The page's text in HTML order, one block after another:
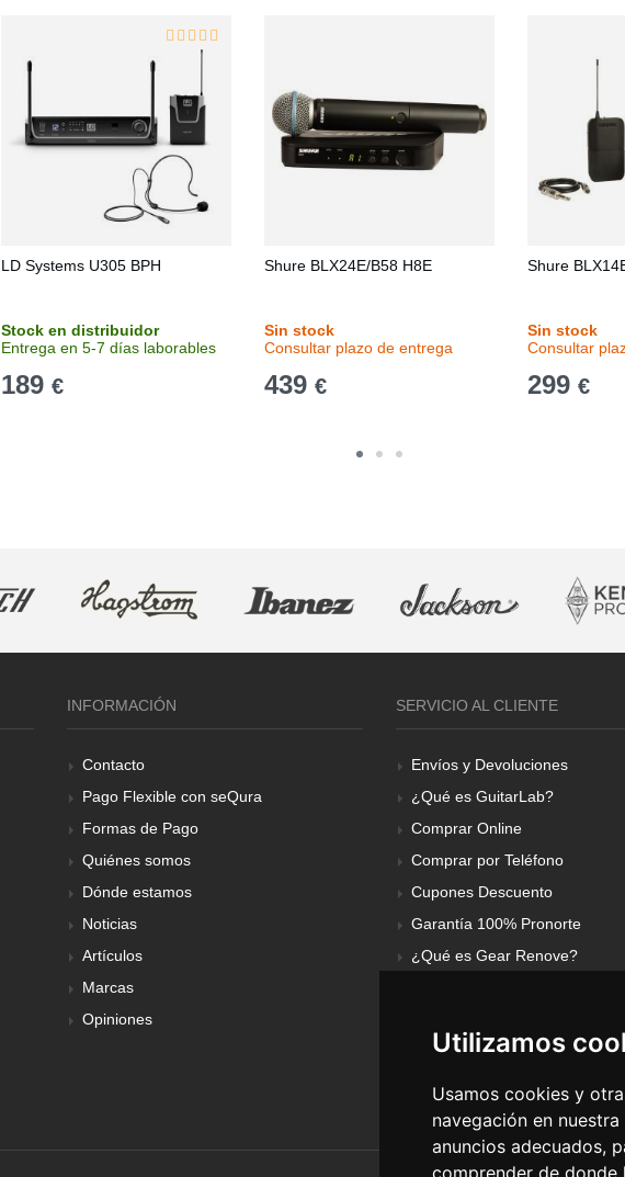
Utilizamos
Usamos cookies y
navegación en
anuncios adecuados,
comprender de donde
LD Systems U305 BPH
Stock en distribuidor
Entrega en 5-7 días laborables
189 €
Shure BLX24E/B58 H8E
Sin stock
Consultar plazo de entrega
439 €
Shure
Sin stock
Consultar
299 €
INFORMACIÓN
Contacto
Pago Flexible con seQura
Formas de Pago
Quiénes somos
Dónde estamos
Noticias
Artículos
Marcas
Opiniones
SERVICIO AL CLIENTE
Envíos y Devoluciones
¿Qué es GuitarLab?
Comprar Online
Comprar por Teléfono
Cupones Descuento
Garantía 100% Pronorte
¿Qué es Gear Renove?